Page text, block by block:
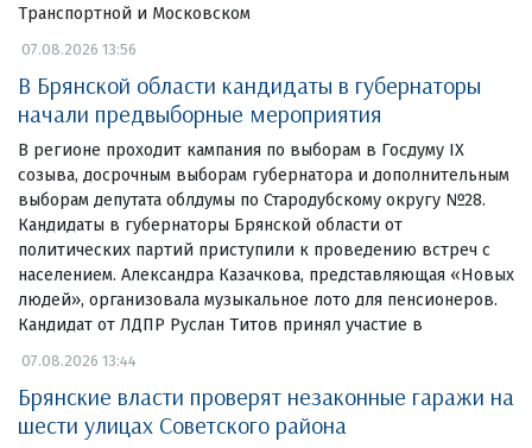
Транспортной и Московском
07.08.2026 13:56
В Брянской области кандидаты в губернаторы
начали предвыборные мероприятия
В регионе проходит кампания по выборам в Госдуму IX
созыва, досрочным выборам губернатора и дополнительным
выборам депутата облдумы по Стародубскому округу №28.
Кандидаты в губернаторы Брянской области от
политических партий приступили к проведению встреч с
населением. Александра Казачкова, представляющая «Новых
людей», организовала музыкальное лото для пенсионеров.
Кандидат от ЛДПР Руслан Титов принял участие в
07.08.2026 13:44
Брянские власти проверят незаконные гаражи на
шести улицах Советского района